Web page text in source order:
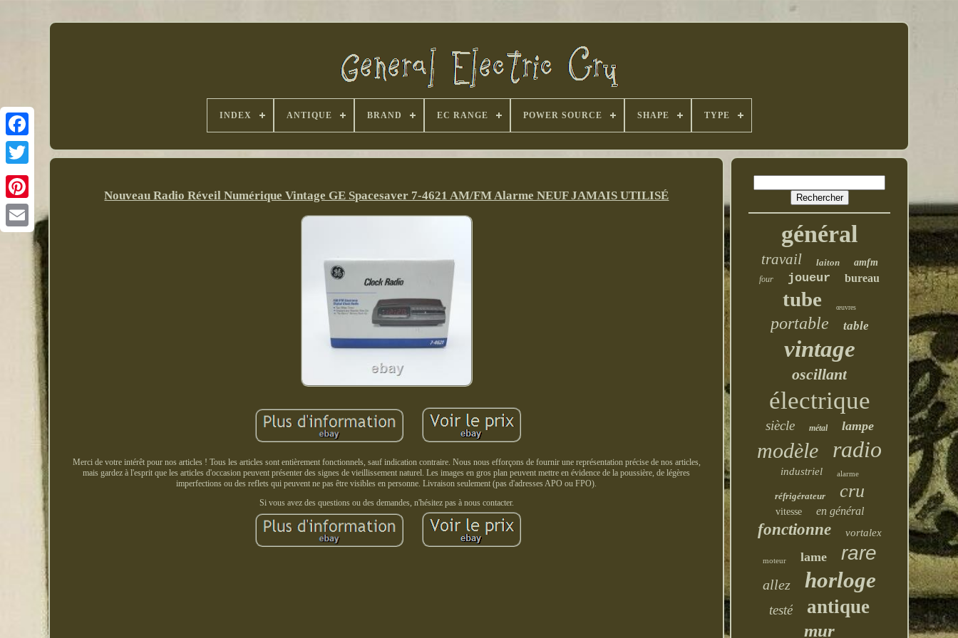
INDEX ANTIQUE BRAND EC RANGE POWER SOURCE SHAPE TYPE
Nouveau Radio Réveil Numérique Vintage GE Spacesaver 7-4621 AM/FM Alarme NEUF JAMAIS UTILISÉ
Merci de votre intérêt pour nos articles ! Tous les articles sont entièrement fonctionnels, sauf indication contraire. Nous nous efforçons de fournir une représentation précise de nos articles,
mais gardez à l'esprit que les articles d'occasion peuvent présenter des signes de vieillissement naturel. Les images en gros plan peuvent mettre en évidence de la poussière, de légères
imperfections ou des reflets qui peuvent ne pas être visibles en personne. Livraison seulement (pas d'adresses APO ou FPO).
Si vous avez des questions ou des demandes, n'hésitez pas à nous contacter.
général
travail laiton amfm
four joueur bureau
tube œuvres
portable table
vintage
oscillant
électrique
siècle métal lampe
modèle radio
industriel alarme
réfrigérateur cru
vitesse en général
fonctionne vortalex
moteur lame rare
allez horloge
testé antique
mur